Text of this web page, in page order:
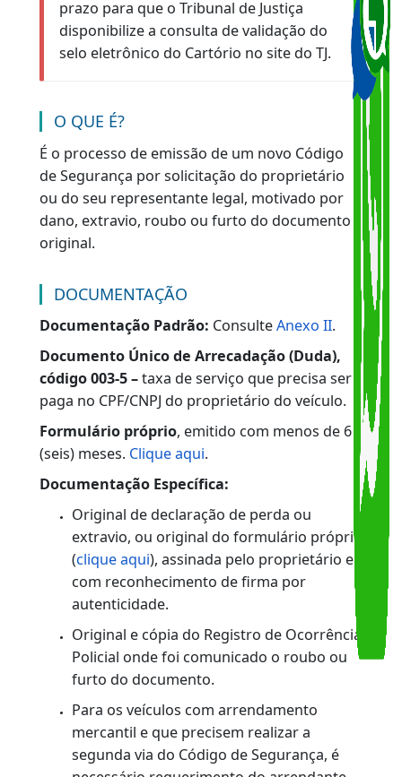
que utilizam o Gás Natural Veicular (GNV)
combustível será exigida a apresentação de
novo Certificado de Segurança Veicular (CSV).
apresentar uma declaração feita a próprio
punho.Veja aquium modelo.
Para a emissão de 2ª via do CRV, é necessário
comparecer ao posto com o veículo, visto ser
obrigatória a realização de vistoria veicular.
poderá solicitar isenção do pagamento do
abertura do processo pelo link:Abertura de
Processos - Peticionamentoe Clicar no tipo de
processo “Isenção de 2ª Via de Documento por
Roubo e Furto” OU Enviar Isenção de 2ª Via de
Documento por Roubo e Furto para o e-mail
protocolo@detran.rj.gov.br..
CÓDIGO DE SEGURANÇA
Atenção:
reconhecimento de firma e/ou
autenticação de cópia em cartório
até 8 dias antes da data do
atendimento
, uma vez que este é o
prazo para que o Tribunal de Justiça